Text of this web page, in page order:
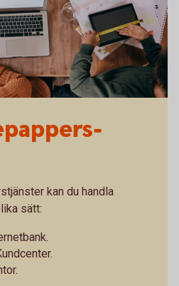
kan du handla
sätt: